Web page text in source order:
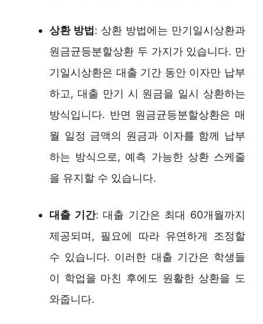
상환 방법: 상환 방법에는 만기일시상환과
원금균등분할상환 두 가지가 있습니다. 만
기일시상환은 대출 기간 동안 이자만 납부
하고, 대출 만기 시 원금을 일시 상환하는
방식입니다. 반면 원금균등분할상환은 매
월 일정 금액의 원금과 이자를 함께 납부
하는 방식으로, 예측 가능한 상환 스케줄
을 유지할 수 있습니다.
대출 기간: 대출 기간은 최대 60개월까지
제공되며, 필요에 따라 유연하게 조정할
수 있습니다. 이러한 대출 기간은 학생들
이 학업을 마친 후에도 원활한 상환을 도
와줍니다.